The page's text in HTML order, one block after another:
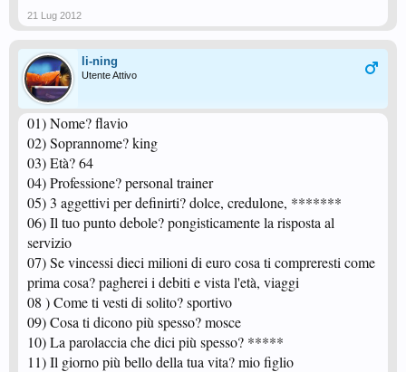
21 Lug 2012
li-ning
Utente Attivo
01) Nome? flavio
02) Soprannome? king
03) Età? 64
04) Professione? personal trainer
05) 3 aggettivi per definirti? dolce, credulone, *******
06) Il tuo punto debole? pongisticamente la risposta al
servizio
07) Se vincessi dieci milioni di euro cosa ti compreresti come
prima cosa? pagherei i debiti e vista l'età, viaggi
08 ) Come ti vesti di solito? sportivo
09) Cosa ti dicono più spesso? mosce
10) La parolaccia che dici più spesso? *****
11) Il giorno più bello della tua vita? mio figlio